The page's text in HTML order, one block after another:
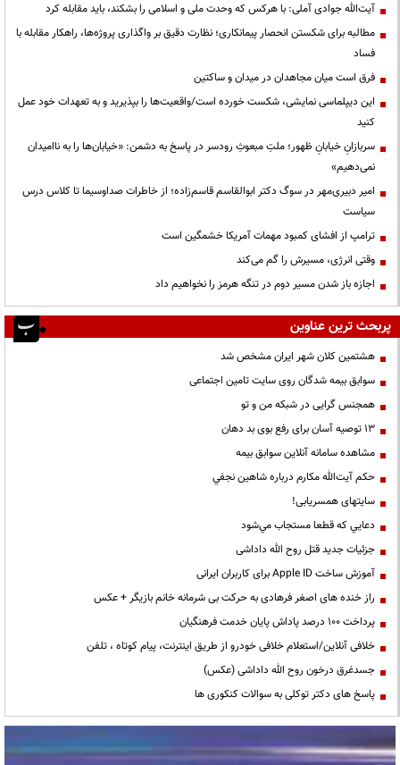
آیت‌الله جوادی آملی: با هرکس که وحدت ملی و اسلامی را بشکند، باید مقابله کرد
مطالبه برای شکستن انحصار پیمانکاری؛ نظارت دقیق بر واگذاری پروژه‌ها، راهکار مقابله با
فساد
فرق است میان مجاهدان در میدان و ساکتین
این دیپلماسی نمایشی، شکست خورده است/واقعیت‌ها را بپذیرید و به تعهدات خود عمل
کنید
سربازانِ خیابانِ ظهور؛ ملتِ مبعوثِ رودسر در پاسخ به دشمن: «خیابان‌ها را به ناامیدان
نمی‌دهیم»
امیر دبیری‌مهر در سوگ دکتر ابوالقاسم قاسم‌زاده؛ از خاطرات صداوسیما تا کلاس درس
سیاست
ترامپ از افشای کمبود مهمات آمریکا خشمگین است
وقتی انرژی، مسیرش را گم می‌کند
اجازه باز شدن مسیر دوم در تنگه هرمز را نخواهیم داد
پربحث ترین عناوین
هشتمین کلان شهر ایران مشخص شد
سوابق بیمه شدگان روی سایت تامین اجتماعی
همجنس گرایی در شبکه من و تو
13 توصیه آسان برای رفع بوی بد دهان
مشاهده سامانه آنلاين سوابق بیمه
حكم آيت‌الله مكارم درباره شاهين نجفي
سایتهای همسریابی!
دعايي كه قطعا مستجاب مي‌شود
جزئیات جدید قتل روح الله داداشی
آموزش ساخت Apple ID برای کاربران ایرانی
راز خنده های اصغر فرهادی به حرکت بی شرمانه خانم بازیگر + عکس
پرداخت ۱۰۰ درصد پاداش پایان خدمت فرهنگیان
خلافی آنلاین/استعلام خلافی خودرو از طریق اینترنت، پیام کوتاه ، تلفن
جسدغرق درخون روح الله داداشی (عکس)
پاسخ های دکتر توکلی به سوالات کنکوری ها